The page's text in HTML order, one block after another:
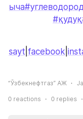
ыча#углеводород
#қудуқ
sayt facebook
“Ўзбекнефтгаз” АЖ
0 reactions 0 replies